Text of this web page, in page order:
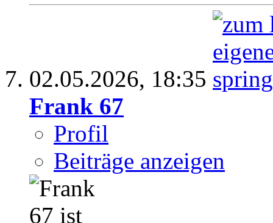
02.05.2026, 18:35
Frank 67
Profil
Beiträge anzeigen